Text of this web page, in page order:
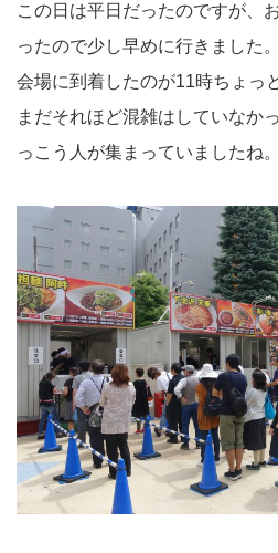
この日は平日だったのですが、
ったので少し早めに行きました。
会場に到着したのが11時ちょっ
まだそれほど混雑はしていなか
っこう人が集まっていましたね。